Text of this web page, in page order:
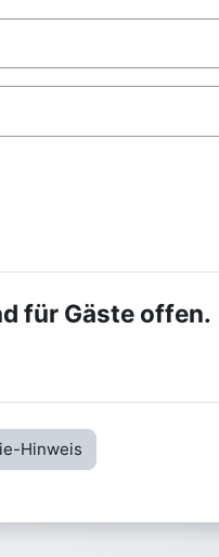
für Gäste offen.
Hinweis